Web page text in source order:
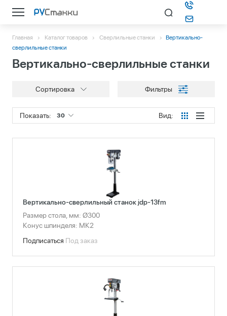
Каталог
Подбор станка
Главная Каталог товаров Сверлильные станки
Вертикально-
сверлильные станки
Вертикально-сверлильные станки
Сортировка Фильтры
Показать: 30 Вид:
Вертикально-сверлильный станок jdp-13fm
Размер стола, мм: Ø300
Конус шпинделя: МК2
Подписаться Под заказ